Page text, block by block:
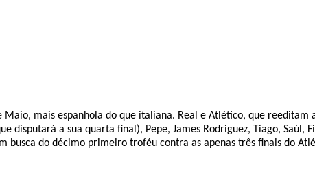
mais espanhola do que italiana. Real e Atlético, que
disputará a sua quarta final), Pepe, James Rodriguez, Tiago,
busca do décimo primeiro troféu contra as apenas três finais do